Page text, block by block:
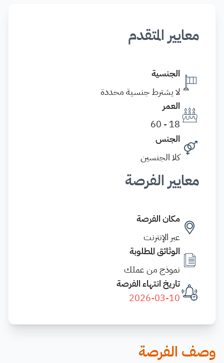
معايير المتقدم
الجنسية
لا يشترط جنسية محددة
العمر
18 - 60
الجنس
كلا الجنسين
معايير الفرصة
مكان الفرصة
عبر الإنترنت
الوثائق المطلوبة
نموذج من عملك
تاريخ انتهاء الفرصة
2026-03-10
وصف الفرصة